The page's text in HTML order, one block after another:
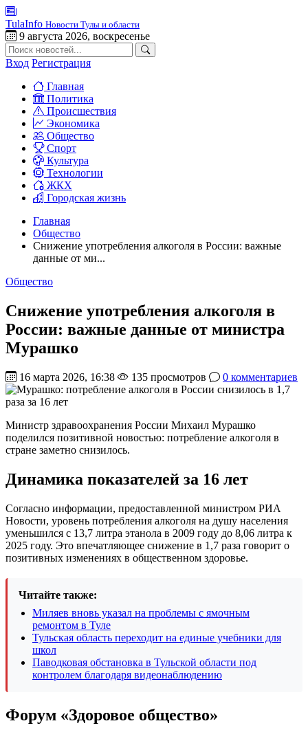
TulaInfo Новости Тулы и области
9 августа 2026, воскресенье
Вход Регистрация
Главная
Политика
Происшествия
Экономика
Общество
Спорт
Культура
Технологии
ЖКХ
Городская жизнь
Главная
Общество
Снижение употребления алкоголя в России: важные
данные от ми...
Общество
Снижение употребления алкоголя в
России: важные данные от министра
Мурашко
16 марта 2026, 16:38 135 просмотров 0 комментариев
Министр здравоохранения России Михаил Мурашко
поделился позитивной новостью: потребление алкоголя в
стране заметно снизилось.
Динамика показателей за 16 лет
Согласно информации, предоставленной министром РИА
Новости, уровень потребления алкоголя на душу населения
уменьшился с 13,7 литра этанола в 2009 году до 8,06 литра к
2025 году. Это впечатляющее снижение в 1,7 раза говорит о
позитивных изменениях в общественном здоровье.
Читайте также:
Миляев вновь указал на проблемы с ямочным
ремонтом в Туле
Тульская область переходит на единые учебники для
школ
Паводковая обстановка в Тульской области под
контролем благодаря видеонаблюдению
Форум «Здоровое общество»